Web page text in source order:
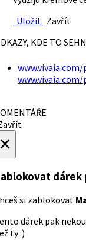
Uložit Zavřít
KDE TO
dárek
si zablokovat
dárek pak
ty :)